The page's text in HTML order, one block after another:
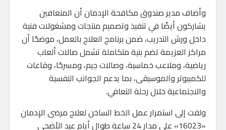
وأضاف مدير صندوق مكافحة الإدمان أن المتعافين
يشاركون أيضًا في تنفيذ وتصميم منتجات ومشغولات فنية
داخل ورش التدريب، ضمن برنامج العلاج بالعمل، موضحًا أن
مراكز العزيمة تضم بنية متكاملة تشمل صالات ألعاب
رياضية، وملاعب خماسية، وصالات جيم، ومسرحًا، وقاعات
للكمبيوتر والموسيقى، بما يدعم الجوانب النفسية
والاجتماعية خلال رحلة التعافي.
ولفت إلى استمرار عمل الخط الساخن لعلاج مرضى الإدمان
«16023» على مدار 24 ساعة طوال أيام عيد الأضحى